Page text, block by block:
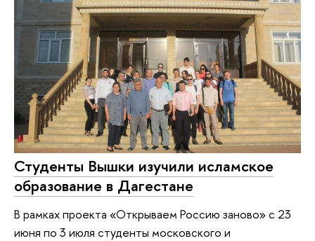
Студенты Вышки изучили исламское
образование в Дагестане
В рамках проекта «Открываем Россию заново» с 23
июня по 3 июля студенты московского и